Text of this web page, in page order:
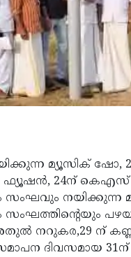
മ്യൂസിക് ഷോ,
ഫ്യൂഷൻ, 24ന്
സംഘവും
സംഘത്തിന്റെയും
നറുകര,29 ന് കണ്ണൂർ
സമാപന ദിവസമായ